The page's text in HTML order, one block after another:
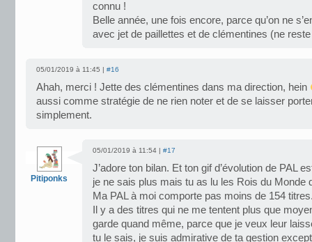
connu !
Belle année, une fois encore, parce qu’on ne
avec jet de paillettes et de clémentines (ne
05/01/2019 à 11:45 | #16
Ahah, merci ! Jette des clémentines dans ma direction, hein
aussi comme stratégie de ne rien noter et de se laisser
simplement.
Pitiponks
05/01/2019 à 11:54 | #17
J’adore ton bilan. Et ton gif d’évolution de PAL
je ne sais plus mais tu as lu les Rois du Monde
Ma PAL à moi comporte pas moins de 154
Il y a des titres qui ne me tentent plus que
garde quand même, parce que je veux leur
tu le sais, je suis admirative de ta gestion